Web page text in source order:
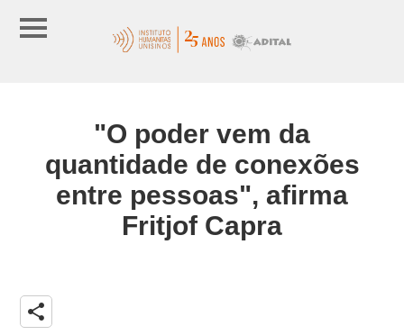
"O poder vem da
quantidade de conexões
entre pessoas", afirma
Fritjof Capra
share